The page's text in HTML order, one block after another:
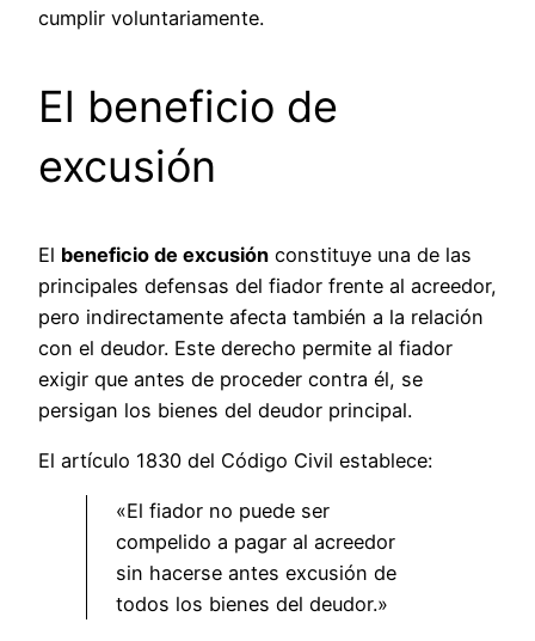
cumplir voluntariamente.
El beneficio de
excusión
El beneficio de excusión constituye una de las
principales defensas del fiador frente al acreedor,
pero indirectamente afecta también a la relación
con el deudor. Este derecho permite al fiador
exigir que antes de proceder contra él, se
persigan los bienes del deudor principal.
El artículo 1830 del Código Civil establece:
«El fiador no puede ser
compelido a pagar al acreedor
sin hacerse antes excusión de
todos los bienes del deudor.»